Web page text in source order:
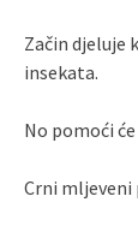
Začin djeluje
insekata.
No pomoći
Crni mljeveni